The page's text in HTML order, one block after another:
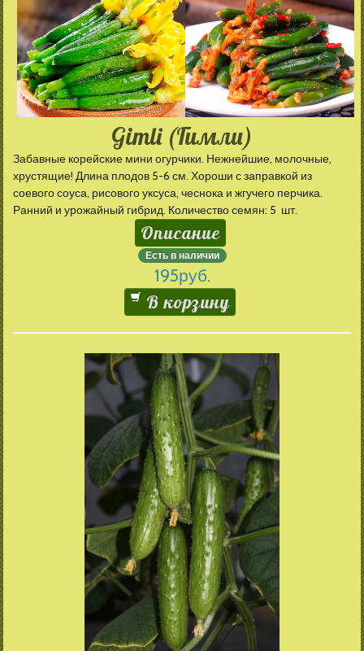
Gimli (Гимли)
Забавные корейские мини огурчики. Нежнейшие, молочные,
хрустящие! Длина плодов 5-6 см. Хороши с заправкой из
соевого соуса, рисового уксуса, чеснока и жгучего перчика.
Ранний и урожайный гибрид. Количество семян: 5 шт.
Описание
Есть в наличии
195руб.
В корзину